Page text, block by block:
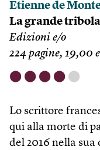
Etienne de
La grande
Edizioni e/o
224 pagine, 19,00
⬤ ⬤ ⬤ ⬤ ⬤
Lo scrittore
qui alla morte di
del 2016 nella